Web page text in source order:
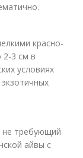
красно-
2-3 см в
условиях
не требующий
айвы с